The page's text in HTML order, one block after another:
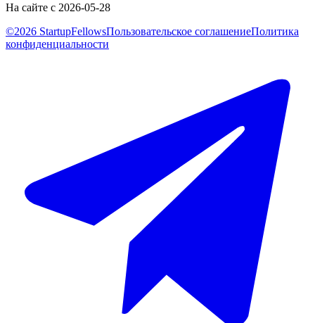
На сайте с 2026-05-28
©2026 StartupFellowsПользовательское соглашениеПолитика
конфиденциальности